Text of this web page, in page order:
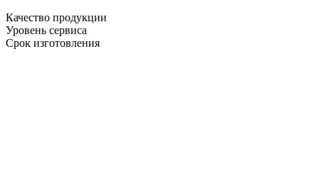
Качество продукции
Уровень сервиса
Срок изготовления